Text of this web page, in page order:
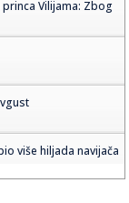
Vilijama: Zbog
više hiljada navijača